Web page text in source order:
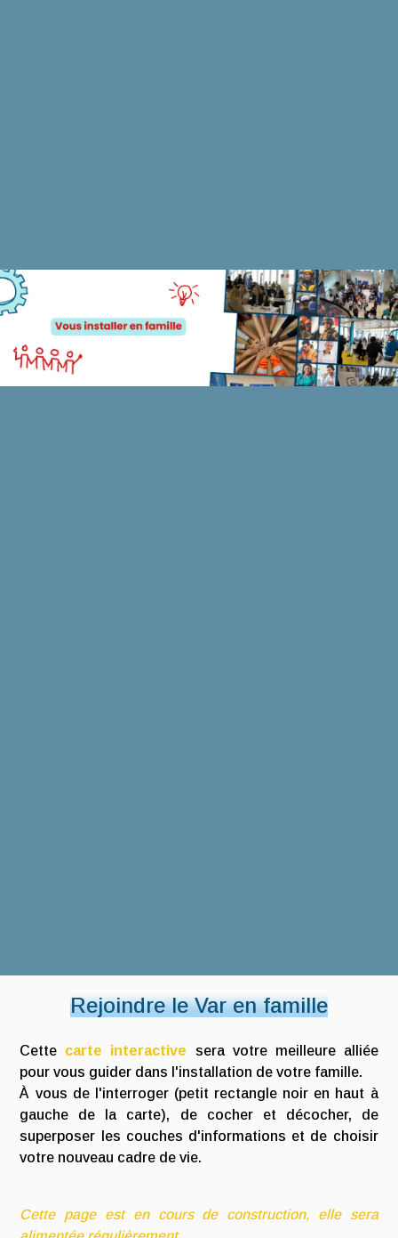
Rejoindre le Var en famille
Cette carte interactive sera votre meilleure alliée
pour vous guider dans l'installation de votre famille.
À vous de l'interroger (petit rectangle noir en haut à
gauche de la carte), de cocher et décocher, de
superposer les couches d'informations et de choisir
votre nouveau cadre de vie.
Cette page est en cours de construction, elle sera